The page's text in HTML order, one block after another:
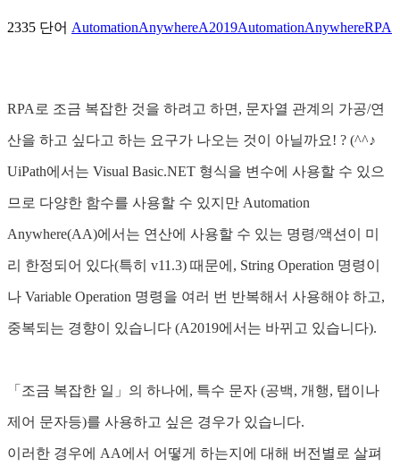
2335 단어 AutomationAnywhereA2019AutomationAnywhereRPA
RPA로 조금 복잡한 것을 하려고 하면, 문자열 관계의 가공/연
산을 하고 싶다고 하는 요구가 나오는 것이 아닐까요! ? (^^♪
UiPath에서는 Visual Basic.NET 형식을 변수에 사용할 수 있으
므로 다양한 함수를 사용할 수 있지만 Automation
Anywhere(AA)에서는 연산에 사용할 수 있는 명령/액션이 미
리 한정되어 있다(특히 v11.3) 때문에, String Operation 명령이
나 Variable Operation 명령을 여러 번 반복해서 사용해야 하고,
중복되는 경향이 있습니다 (A2019에서는 바뀌고 있습니다).
「조금 복잡한 일」의 하나에, 특수 문자 (공백, 개행, 탭이나
제어 문자등)를 사용하고 싶은 경우가 있습니다.
이러한 경우에 AA에서 어떻게 하는지에 대해 버전별로 살펴